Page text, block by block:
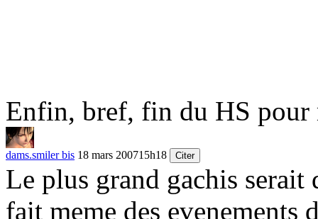
Enfin, bref, fin du HS pour
dams.smiler bis 18 mars 200715h18 Citer
Le plus grand gachis serait
fait meme des evenements